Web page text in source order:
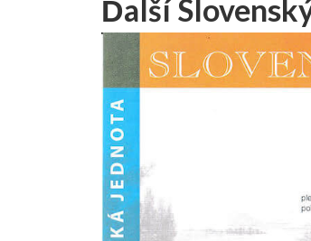
Ďalší